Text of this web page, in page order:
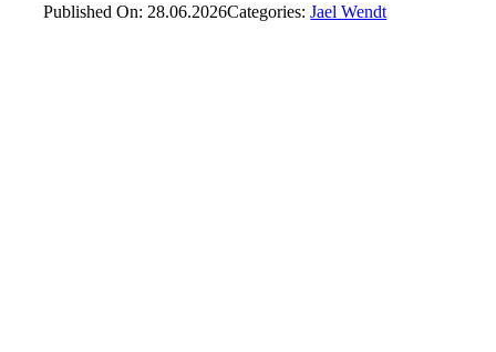
Published On: 28.06.2026Categories:Jael Wendt